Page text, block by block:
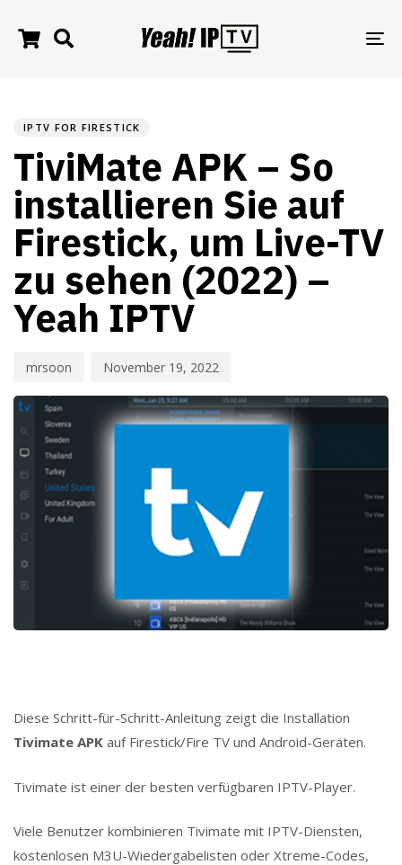
IPTV FOR FIRESTICK
TiviMate APK – So
installieren Sie auf
Firestick, um Live-TV
zu sehen (2022) –
Yeah IPTV
mrsoon November 19, 2022
Diese Schritt-für-Schritt-Anleitung zeigt die Installation
Tivimate APK auf Firestick/Fire TV und Android-Geräten.
Tivimate ist einer der besten verfügbaren IPTV-Player.
Viele Benutzer kombinieren Tivimate mit IPTV-Diensten,
kostenlosen M3U-Wiedergabelisten oder Xtreme-Codes,